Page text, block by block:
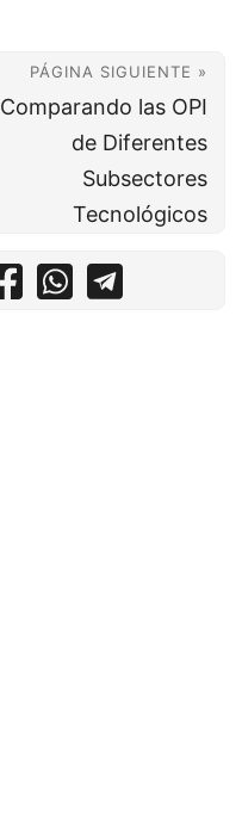
PÁGINA SIGUIENTE »
Comparando las OPI
de Diferentes
Subsectores
Tecnológicos